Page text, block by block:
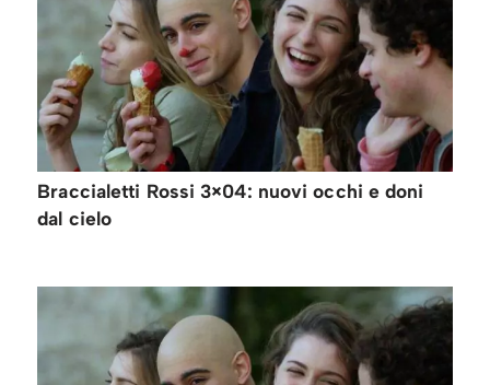
Braccialetti Rossi 3×04: nuovi occhi e doni
dal cielo